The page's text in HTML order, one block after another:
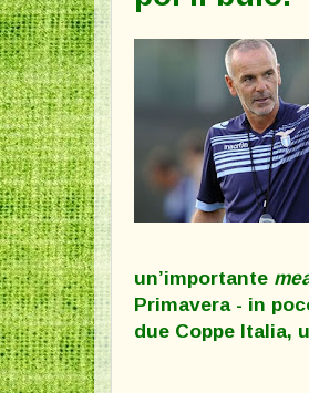
un’importante
Primavera - in
due Coppe Italia,